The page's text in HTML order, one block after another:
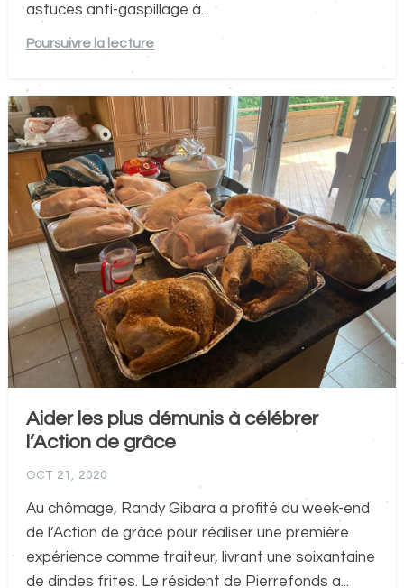
astuces anti-gaspillage à...
Poursuivre la lecture
Aider les plus démunis à célébrer
l’Action de grâce
OCT 21, 2020
Au chômage, Randy Gibara a profité du week-end
de l’Action de grâce pour réaliser une première
expérience comme traiteur, livrant une soixantaine
de dindes frites. Le résident de Pierrefonds a...